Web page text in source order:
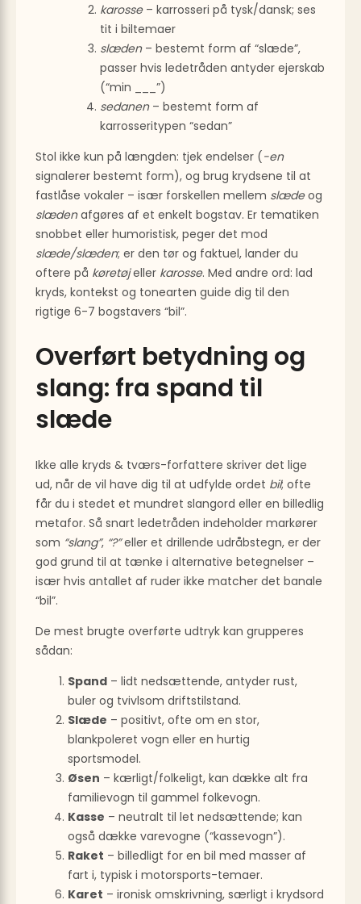
karosse– karrosseri på tysk/dansk; ses
tit i biltemaer
slæden– bestemt form af “slæde”,
passer hvis ledetråden antyder ejerskab
(“min ___”)
sedanen– bestemt form af
karrosseritypen “sedan”
Stol ikke kun på længden: tjek endelser (-en
signalerer bestemt form), og brug krydsene til at
fastlåse vokaler – især forskellen mellem slædeog
slædenafgøres af et enkelt bogstav. Er tematiken
snobbet eller humoristisk, peger det mod
slæde/slæden; er den tør og faktuel, lander du
oftere på køretøjeller karosse. Med andre ord: lad
kryds, kontekst og tonearten guide dig til den
rigtige 6-7 bogstavers “bil”.
Overført betydning og
slang: fra spand til
slæde
Ikke alle kryds & tværs-forfattere skriver det lige
ud, når de vil have dig til at udfylde ordet bil; ofte
får du i stedet et mundret slangord eller en billedlig
metafor. Så snart ledetråden indeholder markører
som “slang”, “?”eller et drillende udråbstegn, er der
god grund til at tænke i alternative betegnelser –
især hvis antallet af ruder ikke matcher det banale
“bil”.
De mest brugte overførte udtryk kan grupperes
sådan:
Spand – lidt nedsættende, antyder rust,
buler og tvivlsom driftstilstand.
Slæde – positivt, ofte om en stor,
blankpoleret vogn eller en hurtig
sportsmodel.
Øsen – kærligt/folkeligt, kan dække alt fra
familievogn til gammel folkevogn.
Kasse – neutralt til let nedsættende; kan
også dække varevogne (“kassevogn”).
Raket – billedligt for en bil med masser af
fart i, typisk i motorsports-temaer.
Karet – ironisk omskrivning, særligt i krydsord